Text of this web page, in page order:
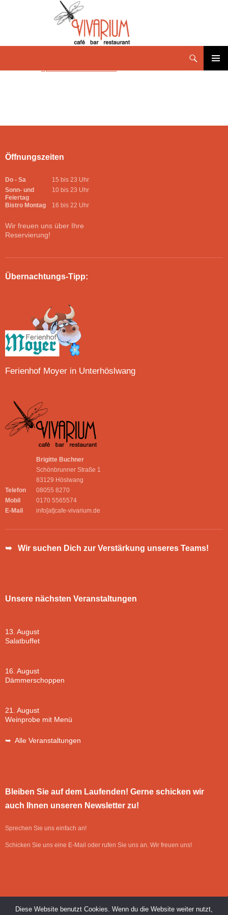
Öffnungszeiten
Do - Sa
15 bis 23 Uhr
Sonn- und
Feiertag
10 bis 23 Uhr
Bistro Montag 16 bis 22 Uhr
Wir freuen uns über Ihre
Reservierung!
Übernachtungs-Tipp:
Ferienhof Moyer in Unterhöslwang
Brigitte Buchner
Schönbrunner Straße 1
83129 Höslwang
Telefon
08055 8270
Mobil
0170 5565574
E-Mail
info[at]cafe-vivarium.de
➥ Wir suchen Dich zur Verstärkung unseres Teams!
Unsere nächsten Veranstaltungen
13. August
Salatbuffet
16. August
Dämmerschoppen
21. August
Weinprobe mit Menü
➥ Alle Veranstaltungen
Bleiben Sie auf dem Laufenden! Gerne schicken wir
auch Ihnen unseren Newsletter zu!
Sprechen Sie uns einfach an!
Schicken Sie uns eine E-Mail oder rufen Sie uns an. Wir freuen uns!
Diese Website benutzt Cookies. Wenn du die Website weiter nutzt,